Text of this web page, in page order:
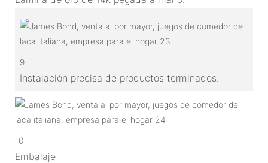
9
Instalación precisa de productos terminados.
10
Embalaje